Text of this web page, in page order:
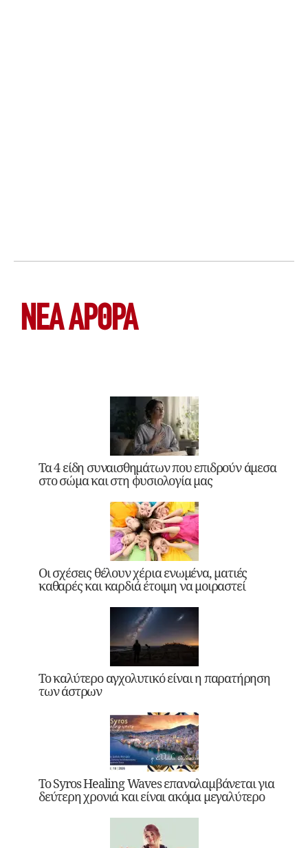
ΝΕΑ ΆΡΘΡΑ
Τα 4 είδη συναισθημάτων που επιδρούν άμεσα
στο σώμα και στη φυσιολογία μας
Οι σχέσεις θέλουν χέρια ενωμένα, ματιές
καθαρές και καρδιά έτοιμη να μοιραστεί
Το καλύτερο αγχολυτικό είναι η παρατήρηση
των άστρων
Το Syros Healing Waves επαναλαμβάνεται για
δεύτερη χρονιά και είναι ακόμα μεγαλύτερο